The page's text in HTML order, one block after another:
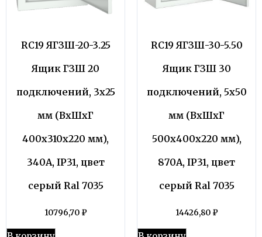
RC19 ЯГЗШ-20-3.25
Ящик ГЗШ 20
подключений, 3х25
мм (ВхШхГ
400х310х220 мм),
340А, IP31, цвет
серый Ral 7035
10796,70 ₽
RC19 ЯГЗШ-30-5.50
Ящик ГЗШ 30
подключений, 5х50
мм (ВхШхГ
500х400х220 мм),
870А, IP31, цвет
серый Ral 7035
14426,80 ₽